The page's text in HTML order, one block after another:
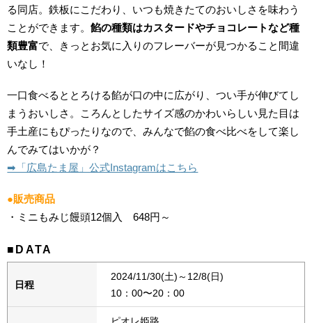
る同店。鉄板にこだわり、いつも焼きたてのおいしさを味わう
ことができます。餡の種類はカスタードやチョコレートなど種
類豊富で、きっとお気に入りのフレーバーが見つかること間違
いなし！
一口食べるととろける餡が口の中に広がり、つい手が伸びてし
まうおいしさ。ころんとしたサイズ感のかわいらしい見た目は
手土産にもぴったりなので、みんなで餡の食べ比べをして楽し
んでみてはいかが？
➡︎「広島たま屋」公式Instagramはこちら
●販売商品
・ミニもみじ饅頭12個入 648円～
■DATA
日程
2024/11/30(土)～12/8(日)
10：00〜20：00